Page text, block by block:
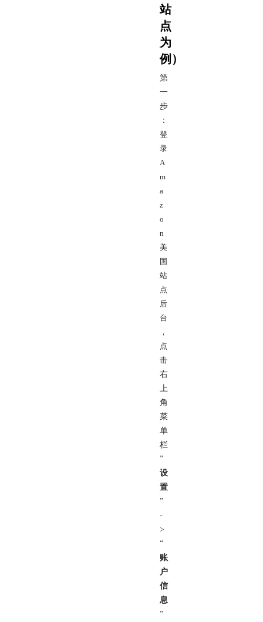
站
点
为
例）
第
一
步
：
登
录
A
m
a
z
o
n
美
国
站
点
后
台
，
点
击
右
上
角
菜
单
栏
”
设
置
”
-
>
“
账
户
信
息
”